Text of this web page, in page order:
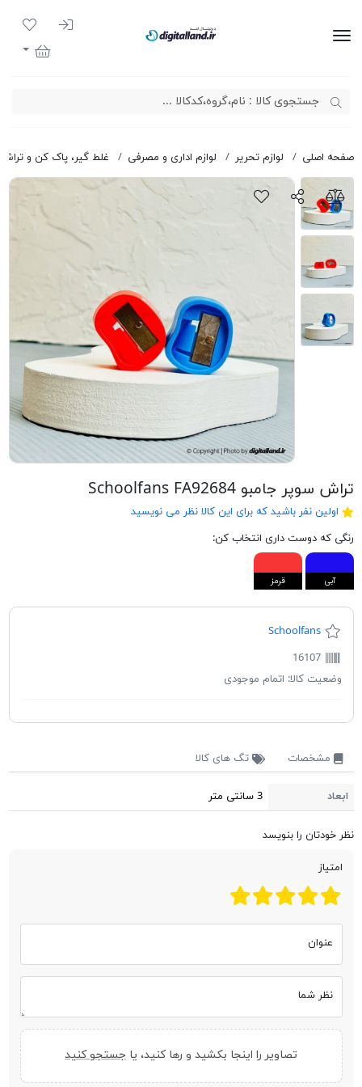
ورود به
لیست
سبد خرید
صفحه اصلی لوازم تحریر لوازم اداری و مصرفی غلط گیر، پاک کن و تراش
تراش سوپر جامبو Schoolfans FA92684
اولین نفر باشید که برای این کالا نظر می نویسید
رنگی که دوست داری انتخاب کن:
آبی قرمز
Schoolfans
16107
وضعیت کالا: اتمام موجودی
مشخصات تگ های کالا
ابعاد 3 سانتی متر
نظر خودتان را بنویسد
امتیاز
عنوان
نظر شما
تصاویر را اینجا بکشید و رها کنید، یا جستجو کنید